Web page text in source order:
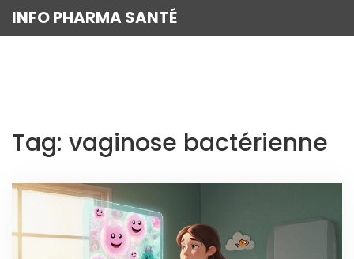
INFO PHARMA SANTÉ
Tag: vaginose bactérienne